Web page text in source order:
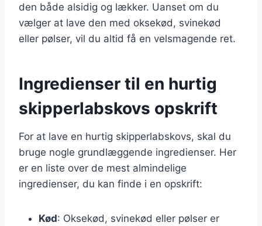
den både alsidig og lækker. Uanset om du
vælger at lave den med oksekød, svinekød
eller pølser, vil du altid få en velsmagende ret.
Ingredienser til en hurtig
skipperlabskovs opskrift
For at lave en hurtig skipperlabskovs, skal du
bruge nogle grundlæggende ingredienser. Her
er en liste over de mest almindelige
ingredienser, du kan finde i en opskrift:
Kød: Oksekød, svinekød eller pølser er